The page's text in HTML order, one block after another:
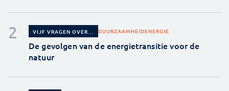
VIJF VRAGEN OVER... DUURZAAMHEIDENERGIE
De gevolgen van de energietransitie voor de
natuur